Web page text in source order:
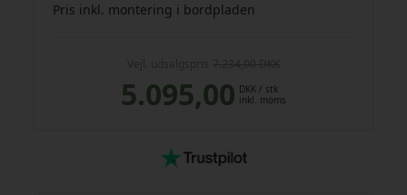
Pris inkl. montering i bordpladen
5.095,00 DKK / stk
inkl. moms